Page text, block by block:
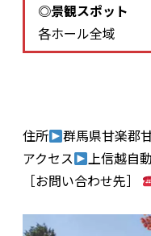
◎景観スポット
各ホール全域
住所
群馬県甘楽郡
アクセス
上信越自
［お問い合わせ先］